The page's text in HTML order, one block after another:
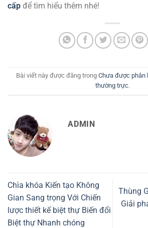
cấp để tìm hiểu thêm nhé!
Bài viết này được đăng trong Chưa được phân
thường trực.
ADMIN
Chìa khóa Kiến tạo Không
Gian Sang trọng Với Chiến
lược thiết kế biệt thự Biến đổi
Biệt thự Nhanh chóng
Thùng
Giải